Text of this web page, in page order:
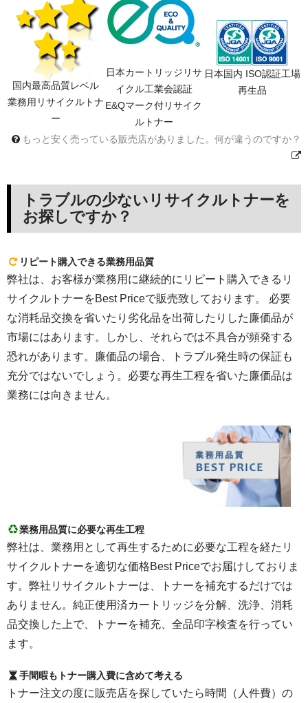
国内最高品質レベル
業務用リサイクルトナ
ー
日本カートリッジリサ
イクル工業会認証
E&Qマーク付リサイク
ルトナー
日本国内 ISO認証工場
再生品
もっと安く売っている販売店がありました。何が違うのですか？
トラブルの少ないリサイクルトナーを
お探しですか？
リピート購入できる業務用品質
弊社は、お客様が業務用に継続的にリピート購入できるリ
サイクルトナーをBest Priceで販売致しております。 必要
な消耗品交換を省いたり劣化品を出荷したりした廉価品が
市場にはあります。しかし、それらでは不具合が頻発する
恐れがあります。廉価品の場合、トラブル発生時の保証も
充分ではないでしょう。必要な再生工程を省いた廉価品は
業務には向きません。
業務用品質に必要な再生工程
弊社は、業務用として再生するために必要な工程を経たリ
サイクルトナーを適切な価格Best Priceでお届けしておりま
す。弊社リサイクルトナーは、トナーを補充するだけでは
ありません。純正使用済カートリッジを分解、洗浄、消耗
品交換した上で、トナーを補充、全品印字検査を行ってい
ます。
手間暇もトナー購入費に含めて考える
トナー注文の度に販売店を探していたら時間（人件費）の